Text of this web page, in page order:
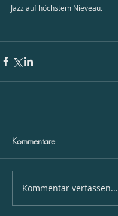
Jazz auf höchstem Nieveau.
Kommentare
Kommentar verfassen...